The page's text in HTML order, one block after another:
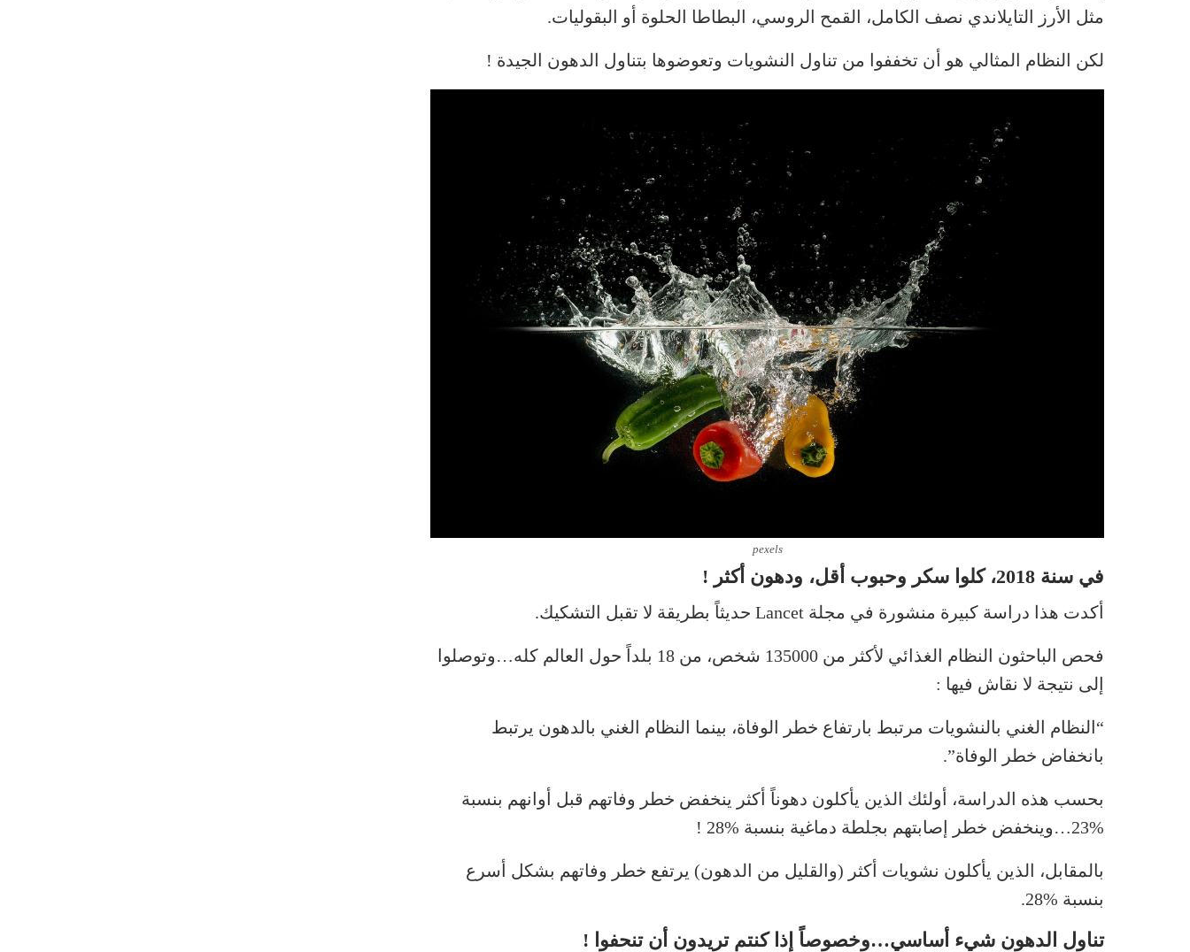
مثل الأرز التايلاندي نصف الكامل، القمح الروسي، البطاطا الحلوة أو البقوليات.
لكن النظام المثالي هو أن تخففوا من تناول النشويات وتعوضوها بتناول الدهون الجيدة !
pexels
في سنة 2018، كلوا سكر وحبوب أقل، ودهون أكثر !
أكدت هذا دراسة كبيرة منشورة في مجلة Lancet حديثاً بطريقة لا تقبل التشكيك.
فحص الباحثون النظام الغذائي لأكثر من 135000 شخص، من 18 بلداً حول العالم كله…وتوصلوا
إلى نتيجة لا نقاش فيها :
“النظام الغني بالنشويات مرتبط بارتفاع خطر الوفاة، بينما النظام الغني بالدهون يرتبط
بانخفاض خطر الوفاة”.
بحسب هذه الدراسة، أولئك الذين يأكلون دهوناً أكثر ينخفض خطر وفاتهم قبل أوانهم بنسبة
%23…وينخفض خطر إصابتهم بجلطة دماغية بنسبة %28 !
بالمقابل، الذين يأكلون نشويات أكثر (والقليل من الدهون) يرتفع خطر وفاتهم بشكل أسرع
بنسبة %28.
تناول الدهون شيء أساسي…وخصوصاً إذا كنتم تريدون أن تنحفوا !